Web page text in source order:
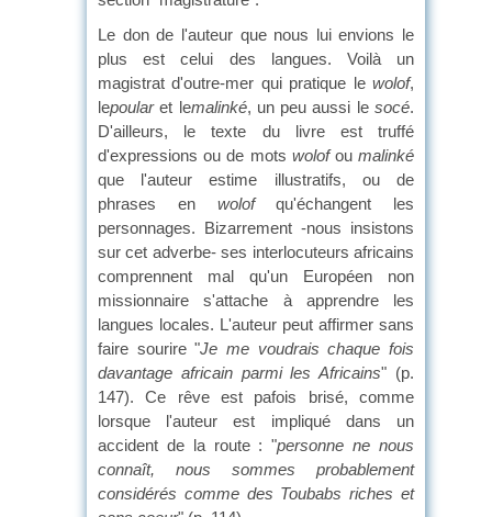
Le don de l'auteur que nous lui envions le
plus est celui des langues. Voilà un
magistrat d'outre-mer qui pratique le wolof,
lepoularet lemalinké, un peu aussi lesocé.
D'ailleurs, le texte du livre est truffé
d'expressions ou de mots wolofoumalinké
que l'auteur estime illustratifs, ou de
phrases en wolofqu'échangent les
personnages. Bizarrement -nous insistons
sur cet adverbe- ses interlocuteurs africains
comprennent mal qu'un Européen non
missionnaire s'attache à apprendre les
langues locales. L'auteur peut affirmer sans
faire sourire "Je me voudrais chaque fois
davantage africain parmi les Africains" (p.
147). Ce rêve est pafois brisé, comme
lorsque l'auteur est impliqué dans un
accident de la route : "personne ne nous
connaît, nous sommes probablement
considérés comme des Toubabs riches et